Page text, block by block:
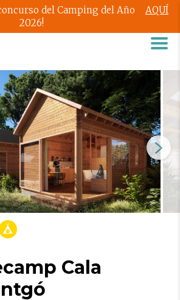
del Camping del Año
2026!
AQUÍ
Cala